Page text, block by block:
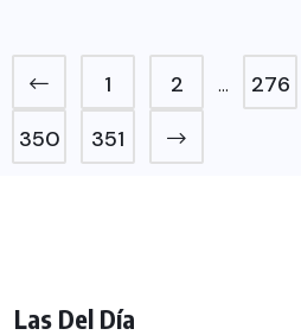
1 2 … 276
350 351
Las Del Día